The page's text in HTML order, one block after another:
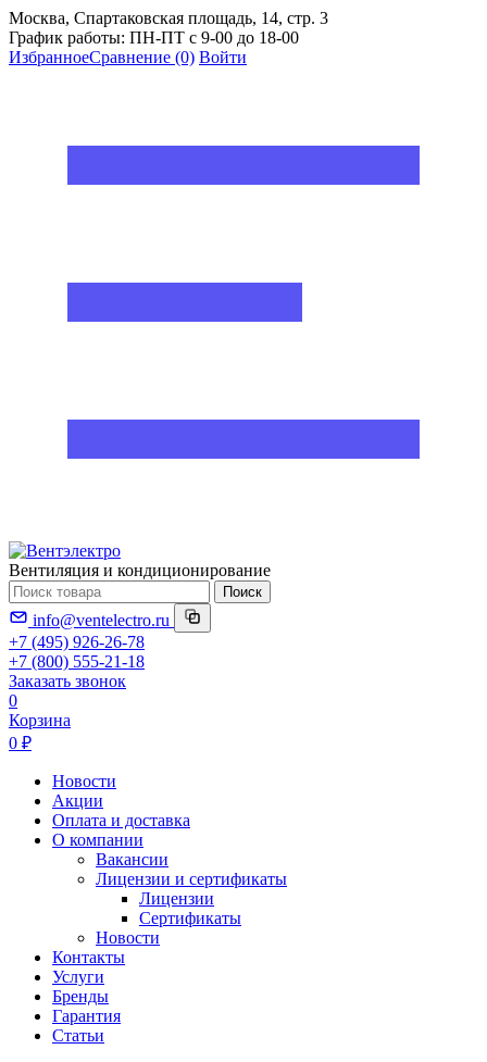
Москва, Спартаковская площадь, 14, стр. 3
График работы: ПН-ПТ с 9-00 до 18-00
ИзбранноеСравнение (0) Войти
Вентиляция и кондиционирование
Поиск
info@ventelectro.ru
+7 (495) 926-26-78
+7 (800) 555-21-18
Заказать звонок
0
Корзина
0 ₽
Новости
Акции
Оплата и доставка
О компании
Вакансии
Лицензии и сертификаты
Лицензии
Сертификаты
Новости
Контакты
Услуги
Бренды
Гарантия
Статьи